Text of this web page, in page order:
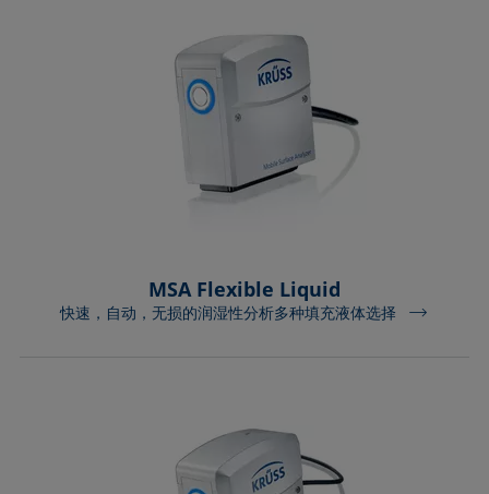
MSA Flexible Liquid
快速，自动，无损的润湿性分析多种填充液体选择